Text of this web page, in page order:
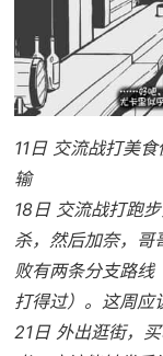
11日 交流战打美
输
18日 交流战打跑
杀，然后加奈，哥
败有两条分支路线
打得过）。这周
21日 外出逛街，